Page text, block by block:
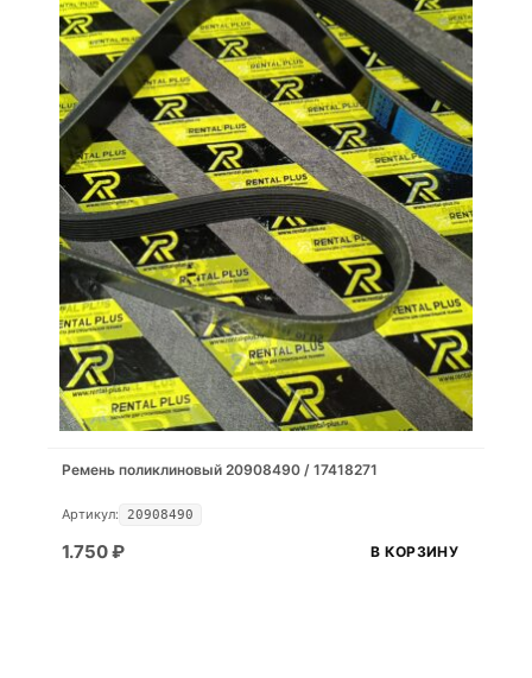
Ремень поликлиновый 20908490 / 17418271
Артикул: 20908490
1.750₽ В КОРЗИНУ